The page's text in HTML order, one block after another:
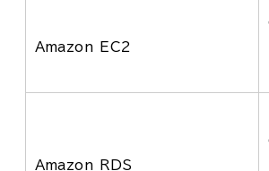
Amazon EC2
Amazon RDS